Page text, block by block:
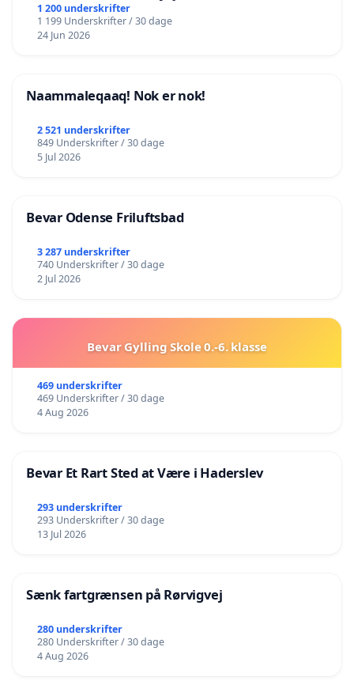
lokalområde i balance
1 200 underskrifter
1 199 Underskrifter / 30 dage
24 Jun 2026
Naammaleqaaq! Nok er nok!
2 521 underskrifter
849 Underskrifter / 30 dage
5 Jul 2026
Bevar Odense Friluftsbad
3 287 underskrifter
740 Underskrifter / 30 dage
2 Jul 2026
Bevar Gylling Skole 0.-6. klasse
469 underskrifter
469 Underskrifter / 30 dage
4 Aug 2026
Bevar Et Rart Sted at Være i Haderslev
293 underskrifter
293 Underskrifter / 30 dage
13 Jul 2026
Sænk fartgrænsen på Rørvigvej
280 underskrifter
280 Underskrifter / 30 dage
4 Aug 2026